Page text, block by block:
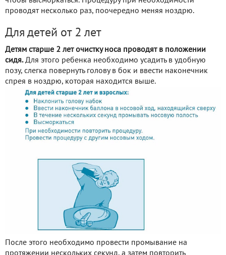
проводят несколько раз, поочередно меняя ноздрю.
Для детей от 2 лет
Детям старше 2 лет очистку носа проводят в положении
сидя.Для этого ребенка необходимо усадить в удобную
позу, слегка повернуть голову в бок и ввести наконечник
спрея в ноздрю, которая находится выше.
После этого необходимо провести промывание на
протяжении нескольких секунд, а затем повторить